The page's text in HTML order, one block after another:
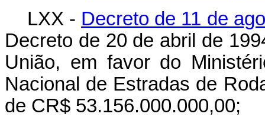
LXX - Decreto de 11 de
Decreto de 20 de abril de
União, em favor do
Nacional de Estradas de
de CR$ 53.156.000.000,00;